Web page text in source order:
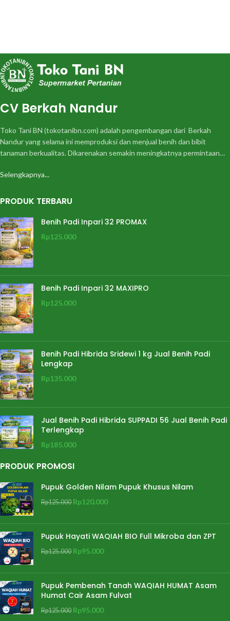
CV Berkah Nandur
Toko Tani BN (tokotanibn.com) adalah pengembangan dari Berkah
Nandur yang selama ini memproduksi dan menjual benih dan bibit
tanaman berkualitas. Dikarenakan semakin meningkatnya permintaan…
Selengkapnya...
PRODUK TERBARU
Benih Padi Inpari 32 PROMAX
Rp125.000
Benih Padi Inpari 32 MAXIPRO
Rp125.000
Benih Padi Hibrida Sridewi 1 kg Jual Benih Padi
Lengkap
Rp135.000
Jual Benih Padi Hibrida SUPPADI 56 Jual Benih Padi
Terlengkap
Rp185.000
PRODUK PROMOSI
Pupuk Golden Nilam Pupuk Khusus Nilam
Rp125.000 Rp120.000
Pupuk Hayati WAQIAH BIO Full Mikroba dan ZPT
Rp125.000 Rp95.000
Pupuk Pembenah Tanah WAQIAH HUMAT Asam
Humat Cair Asam Fulvat
Rp125.000 Rp95.000